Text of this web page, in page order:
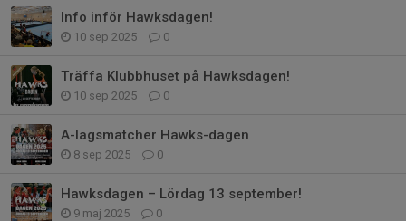
Info inför Hawksdagen!
10 sep 2025 0
Träffa Klubbhuset på Hawksdagen!
10 sep 2025 0
A-lagsmatcher Hawks-dagen
8 sep 2025 0
Hawksdagen – Lördag 13 september!
9 maj 2025 0